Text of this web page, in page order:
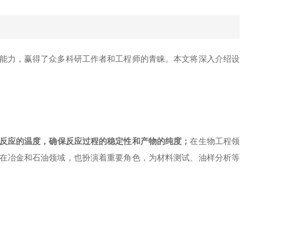
，赢得了众多科研工作者和工程师的青睐。本文将深入介绍设
应的温度，确保反应过程的稳定性和产物的纯度；在生物工程领
冶金和石油领域，也扮演着重要角色，为材料测试、油样分析等